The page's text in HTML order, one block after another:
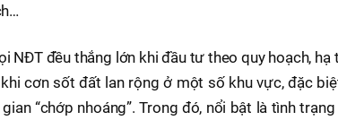
NĐT đều thắng lớn khi đầu tư theo quy hoạch, hạ
cơn sốt đất lan rộng ở một số khu vực, đặc
“chớp nhoáng”. Trong đó, nổi bật là tình